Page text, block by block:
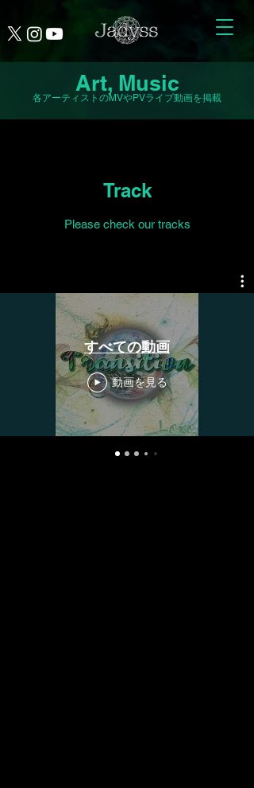
​Art, Music
​各アーティストのMVやPVライブ動画を掲載
すべての動画
動画を見る
Track
Please check our tracks